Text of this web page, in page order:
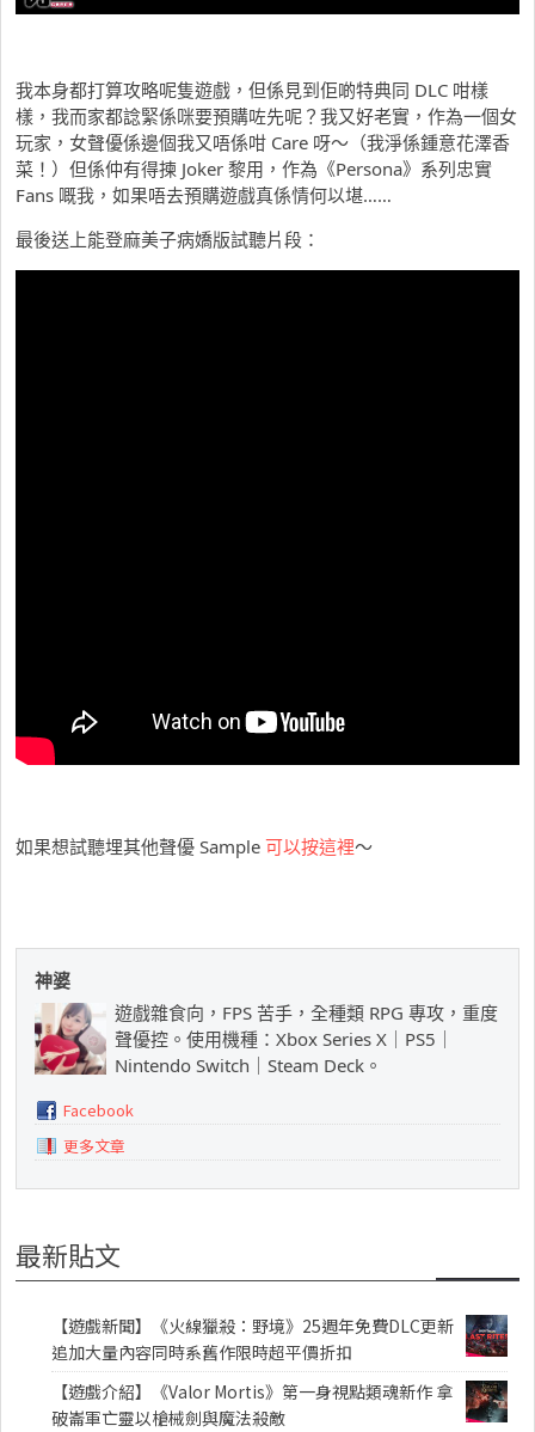
我本身都打算攻略呢隻遊戲，但係見到佢啲特典同 DLC 咁樣
樣，我而家都諗緊係咪要預購咗先呢？我又好老實，作為一個女
玩家，女聲優係邊個我又唔係咁 Care 呀～（我淨係鍾意花澤香
菜！）但係仲有得揀 Joker 黎用，作為《Persona》系列忠實
Fans 嘅我，如果唔去預購遊戲真係情何以堪……
最後送上能登麻美子病嬌版試聽片段：
如果想試聽埋其他聲優 Sample 可以按這裡～
神婆
遊戲雜食向，FPS 苦手，全種類 RPG 專攻，重度
聲優控。使用機種：Xbox Series X｜PS5｜
Nintendo Switch｜Steam Deck。
Facebook
更多文章
最新貼文
【遊戲新聞】《火線獵殺：野境》25週年免費DLC更新
追加大量內容同時系舊作限時超平價折扣
【遊戲介紹】《Valor Mortis》第一身視點類魂新作 拿
破崙軍亡靈以槍械劍與魔法殺敵